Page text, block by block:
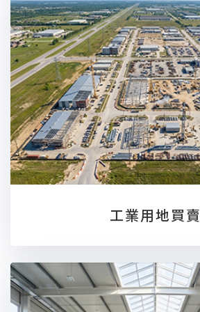
工業用地買賣